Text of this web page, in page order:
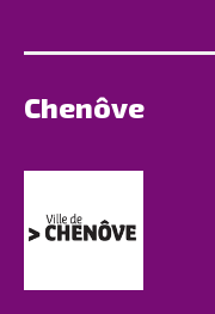
Chenôve